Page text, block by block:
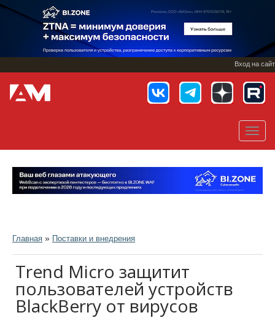
Перейти
основному
Вход на сайт
Главная » Поставки и внедрения
Trend Micro защитит
пользователей устройств
BlackBerry от вирусов